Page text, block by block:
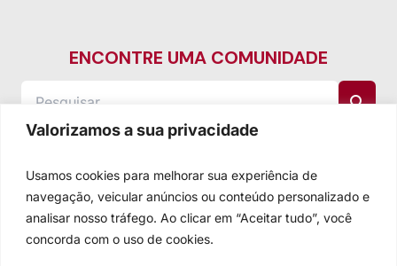
Valorizamos a sua privacidade
Usamos cookies para melhorar sua experiência de
navegação, veicular anúncios ou conteúdo personalizado e
analisar nosso tráfego. Ao clicar em “Aceitar tudo”, você
concorda com o uso de cookies.
ENCONTRE UMA COMUNIDADE